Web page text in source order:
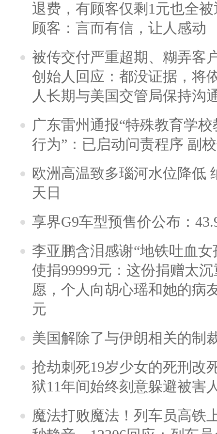
退费，有顾客仅剩1元也全
顾客：言而有信，让人感动
被传交付严重超期、糊弄客
创始人回应：都没证据，将
人长期与美国交管局保持沟
广东雷州通报“特殊教育学
行为”：已启动问责程序 副
欧洲高温致多瑙河水位降低
天日
享界G9车型预售价公布：
李亚鹏含泪感谢“地铁吐血
使捐99999元：这份捐赠太
愿，个人向胡心瑶和她的病
元
美国解除了与伊朗相关的制
抢劫刺死19岁少女的死刑改
狱11年间始终刻意躲避被害
魔法打败魔法！列车员高铁